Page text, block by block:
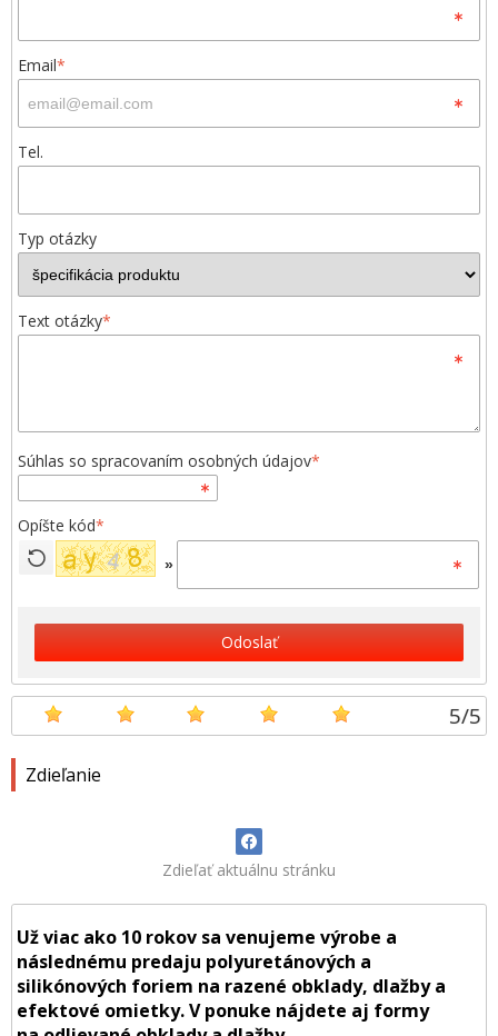
Email*
Tel.
Typ otázky
Text otázky*
Súhlas so spracovaním osobných údajov*
Opíšte kód*
»
Odoslať
5/5
Zdieľanie
Zdieľať aktuálnu stránku
Už viac ako 10 rokov sa venujeme výrobe a
následnému predaju polyuretánových a
silikónových foriem na razené obklady, dlažby a
efektové omietky. V ponuke nájdete aj formy